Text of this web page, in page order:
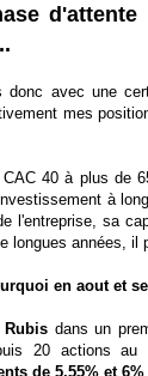
donc avec une
mes
40 à plus de
à
l'entreprise, sa
longues années, il
en aout et
Rubis dans un
20 actions au
de 5,55% et 6%